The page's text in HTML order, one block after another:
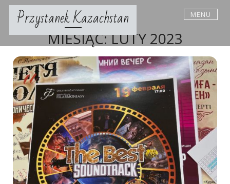
Skip
Przystanek Kazachstan MENU
MIESIĄC:LUTY 2023